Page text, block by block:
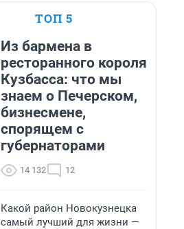
ТОП 5
Из бармена в
ресторанного короля
Кузбасса: что мы
знаем о Печерском,
бизнесмене,
спорящем с
губернаторами
14 132 12
Какой район Новокузнецка
самый лучший для жизни —